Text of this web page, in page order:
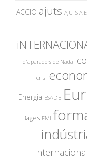
ACCIO ajuts AJUTS A
d'aparadors de Nadal
crisi
Energia ESADE
Bages FMI
internacional